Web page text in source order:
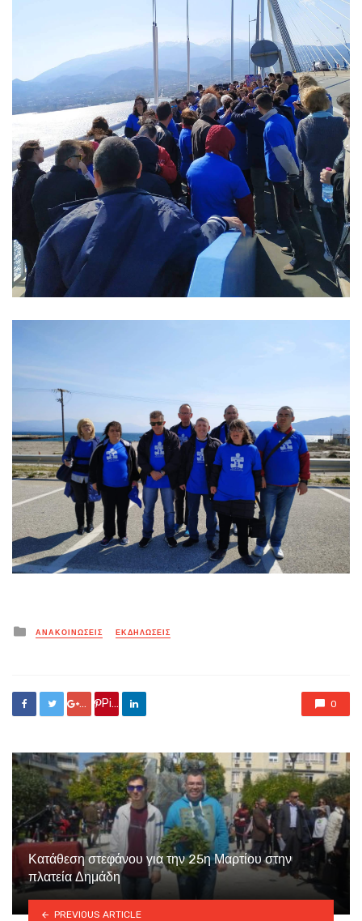
Posted
in
ΑΝΑΚΟΙΝΏΣΕΙΣ ΕΚΔΗΛΏΣΕΙΣ
Google +
Pin it 0
Κατάθεση στεφάνου για την 25η Μαρτίου στην
πλατεία Δημάδη
PREVIOUS ARTICLE